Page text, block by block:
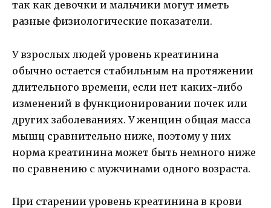
так как девочки и мальчики могут иметь
разные физиологические показатели.
У взрослых людей уровень креатинина
обычно остается стабильным на протяжении
длительного времени, если нет каких-либо
изменений в функционировании почек или
других заболеваниях. У женщин общая масса
мышц сравнительно ниже, поэтому у них
норма креатинина может быть немного ниже
по сравнению с мужчинами одного возраста.
При старении уровень креатинина в крови